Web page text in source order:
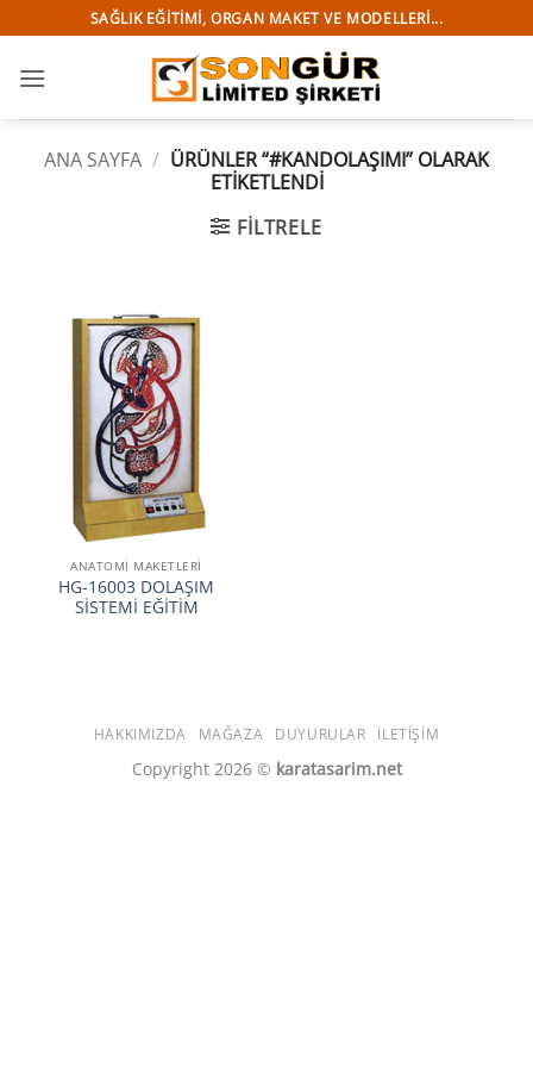
atla
SAĞLIK EĞITIMI, ORGAN MAKET VE MODELLERI...
ANA SAYFA / ÜRÜNLER “#KANDOLAŞIMI” OLARAK
ETIKETLENDI
FILTRELE
ANATOMİ MAKETLERİ
HG-16003 DOLAŞIM
SİSTEMİ EĞİTİM
HAKKIMIZDA MAĞAZA DUYURULAR İLETIŞIM
Copyright 2026 © karatasarim.net